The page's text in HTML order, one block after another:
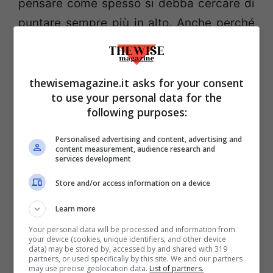
pensare come spesso si debba cercare di
puntare sempre più in alto. Anche perché
oltre a essersi fatto conoscere con la
, col biancorosso dei
Gunnersha totalizzato 132 reti in 278
presenze: un bel biglietto da visita quando
si bussa alla porta di un allenatore come
Sir Alex Ferguson.Van Persie arriva a
Manchester nell’ultima stagione di quella
che è stata un’icona dell’United, mettendo
a segno 30 reti in tutte le competizioni e
aiutando la squadra a trionfare in Premier,
oltre a vincere il secondo titolo di
capocannoniere del campionato inglese
thewisemagazine.it asks for your consent
to use your personal data for the
following purposes:
Personalised advertising and content, advertising and
content measurement, audience research and
services development
Store and/or access information on a device
Learn more
Your personal data will be processed and information from
your device (cookies, unique identifiers, and other device
data) may be stored by, accessed by and shared with 319
partners, or used specifically by this site. We and our partners
may use precise geolocation data. List of partners.